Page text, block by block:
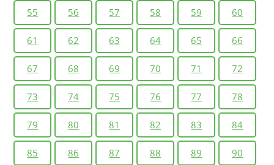
55 56 57 58 59 60
61 62 63 64 65 66
67 68 69 70 71 72
73 74 75 76 77 78
79 80 81 82 83 84
85 86 87 88 89 90